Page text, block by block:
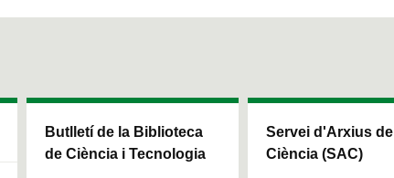
Butlletí de la Biblioteca
de Ciència i Tecnologia
Servei d'Arxius de
Ciència (SAC)